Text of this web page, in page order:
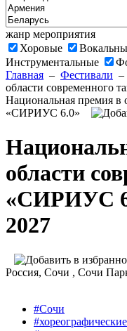
жанр мероприятия
Хоровые
Инструментальные
Главная – Фестивали –
области современного
Национальная премия в
«СИРИУС 6.0»
области
«СИРИУС
2027
Россия, Сочи , Сочи
#Сочи
#хореографические